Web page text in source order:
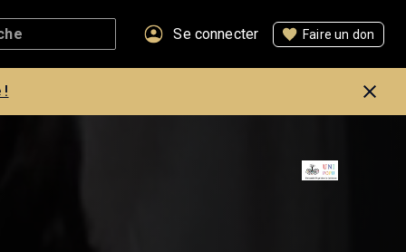
Se connecter Faire un don
!